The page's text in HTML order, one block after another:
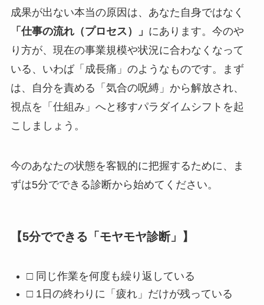
成果が出ない本当の原因は、あなた自身ではなく
「仕事の流れ（プロセス）」 にあります。今のや
り方が、現在の事業規模や状況に合わなくなって
いる、いわば「成長痛」のようなものです。まず
は、自分を責める「気合の呪縛」から解放され、
視点を「仕組み」へと移すパラダイムシフトを起
こしましょう。
今のあなたの状態を客観的に把握するために、ま
ずは5分でできる診断から始めてください。
【5分でできる「モヤモヤ診断」】
□ 同じ作業を何度も繰り返している
□ 1日の終わりに「疲れ」だけが残っている